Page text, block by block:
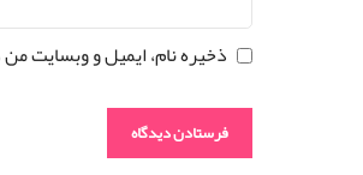
ذخیره نام، ایمیل و وبسایت